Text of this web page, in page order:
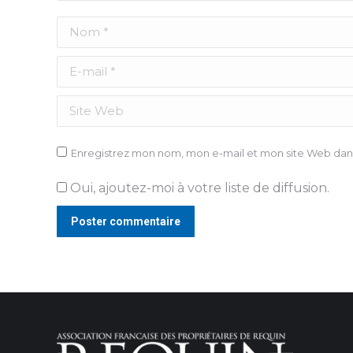
Nom *
E-mail *
Site Web
Enregistrez mon nom, mon e-mail et mon site Web
Oui, ajoutez-moi à votre liste de diffusion.
Poster commentaire